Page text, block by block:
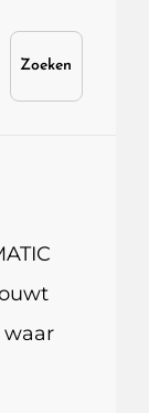
Zoeken
waar